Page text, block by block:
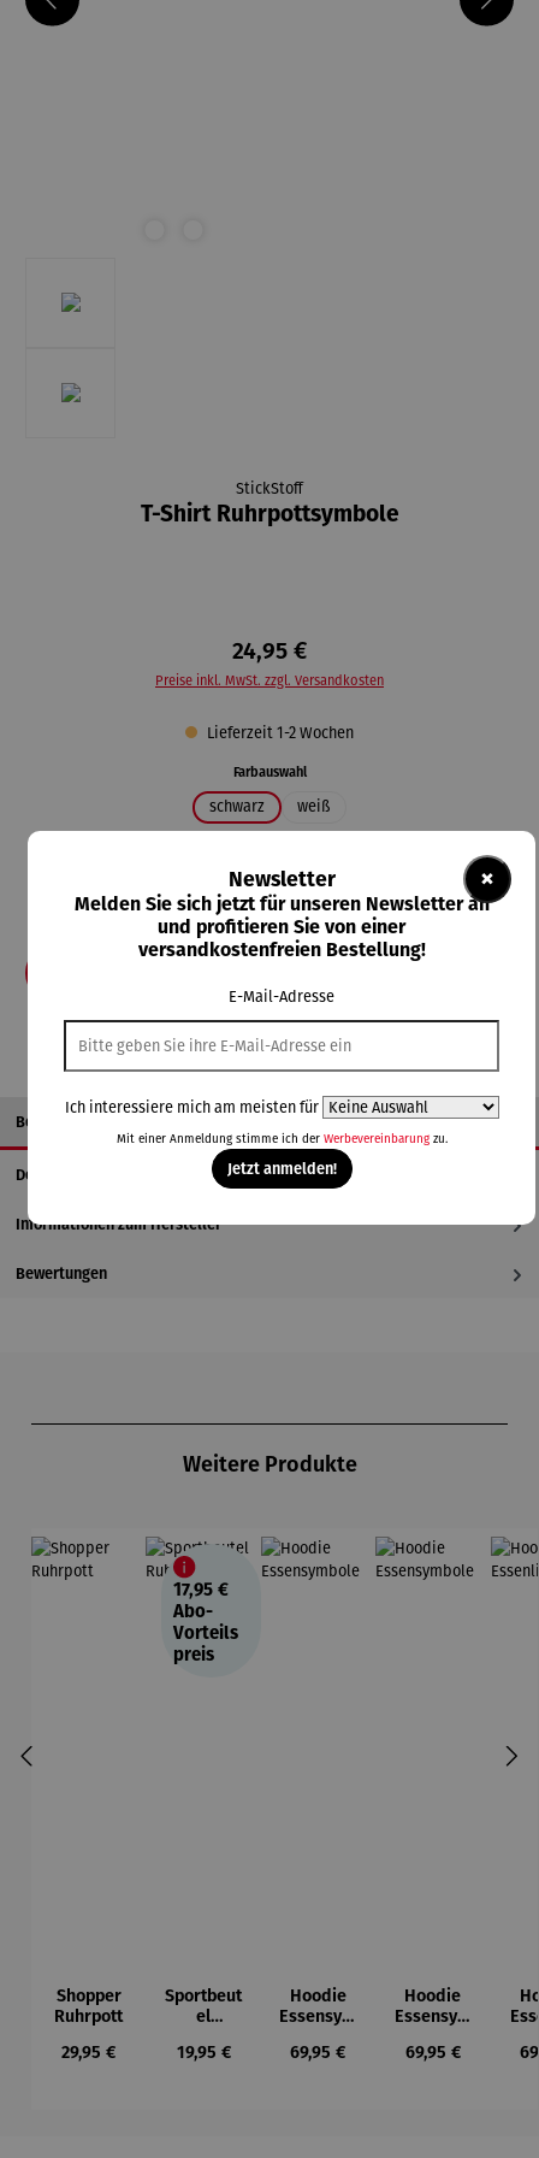
StickStoff
T-Shirt Ruhrpottsymbole
24,95 €
Preise inkl. MwSt. zzgl. Versandkosten
Lieferzeit 1-2 Wochen
Farbauswahlauswählen
schwarz weiß
L M S
XXL
XXS
Beschreibung
Details
Informationen zum Hersteller
Bewertungen
Weitere Produkte
Shopper
Ruhrpott
Regulärer Preis:
29,95 €
17,95 €
Abo-
Vorteils
preis
Sportbeut
el
Regulärer Preis:
19,95 €
Hoodie
Essensym
Regulärer Preis:
69,95 €
Hoodie
Essensym
Regulärer Preis:
69,95 €
×
Newsletter
Melden Sie sich jetzt für unseren Newsletter an
und profitieren Sie von einer
versandkostenfreien Bestellung!
E-Mail-Adresse
Ich interessiere mich am meisten für
Mit einer Anmeldung stimme ich der Werbevereinbarungzu.
Jetzt anmelden!